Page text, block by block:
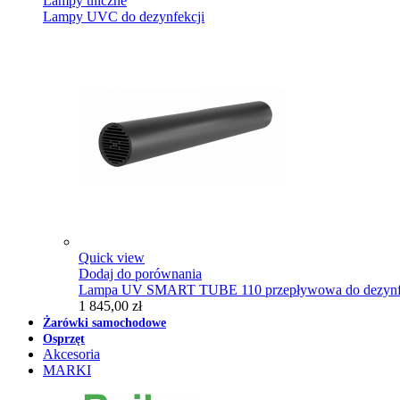
Lampy UVC do dezynfekcji
Quick view
Dodaj do porównania
Lampa UV SMART TUBE 110 przepływowa do
1 845,00 zł
Żarówki samochodowe
Osprzęt
Akcesoria
MARKI